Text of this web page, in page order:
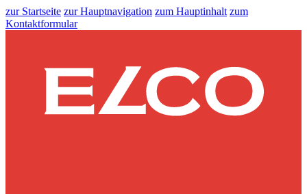
zur Startseite zur Hauptnavigation zum Hauptinhalt zum
Kontaktformular